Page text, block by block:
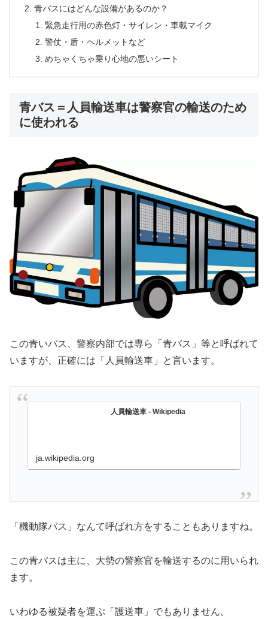
青バスにはどんな設備があるのか？
緊急走行用の赤色灯・サイレン・車載マイク
警仗・盾・ヘルメットなど
めちゃくちゃ乗り心地の悪いシート
青バス＝人員輸送車は警察官の輸送のため
に使われる
この青いバス、警察内部では専ら「青バス」等と呼ばれて
いますが、正確には「人員輸送車」と言います。
人員輸送車 - Wikipedia
ja.wikipedia.org
「機動隊バス」なんて呼ばれ方をすることもありますね。
この青バスは主に、大勢の警察官を輸送するのに用いられ
ます。
いわゆる被疑者を運ぶ「護送車」でもありません。